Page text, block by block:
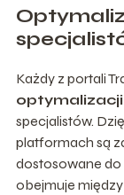
Każdy z portali
specjalistów.
platformach są
dostosowane do
obejmuje